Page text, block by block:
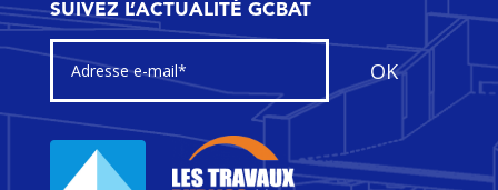
SUIVEZ L’ACTUALITÉ GCBAT
OK